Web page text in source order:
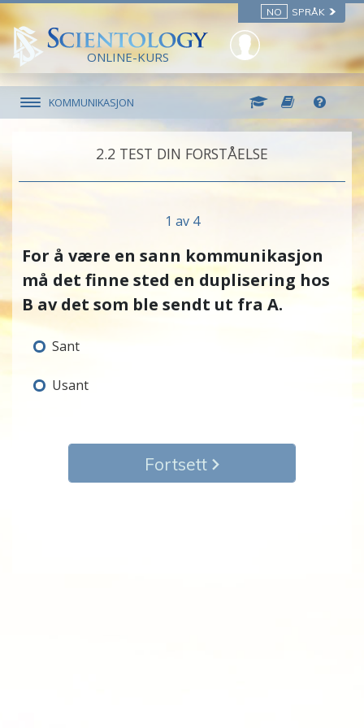
NO SPRÅK
ONLINE-KURS
KOMMUNIKASJON
2.‎2 TEST DIN FORSTÅELSE
1 av 4
For å være en sann kommunikasjon
må det finne sted en duplisering hos
Bav det som ble sendt ut fra A.
Sant
Usant
Fortsett